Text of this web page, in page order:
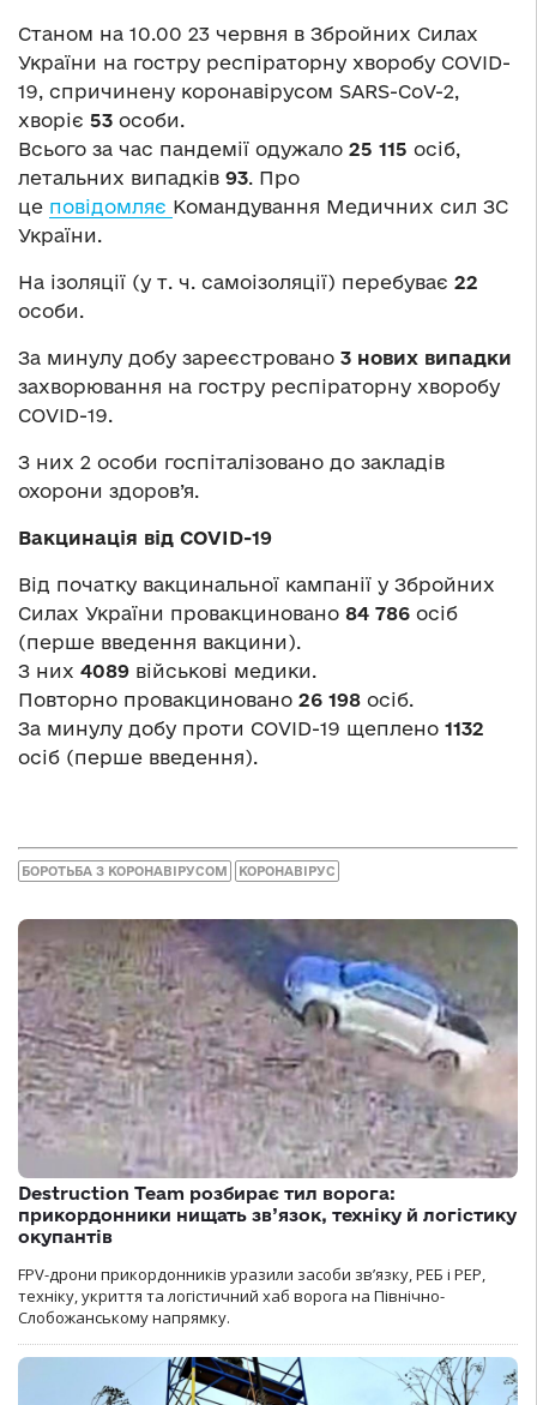
Станом на 10.00 23 червня в Збройних Силах
України на гостру респіраторну хворобу COVID-
19, спричинену коронавірусом SARS-CoV-2,
хворіє 53 особи.
Всього за час пандемії одужало 25 115 осіб,
летальних випадків 93. Про
це повідомляє Командування Медичних сил ЗС
України.
На ізоляції (у т. ч. самоізоляції) перебуває 22
особи.
За минулу добу зареєстровано 3 нових випадки
захворювання на гостру респіраторну хворобу
COVID-19.
З них 2 особи госпіталізовано до закладів
охорони здоров’я.
Вакцинація від COVID-19
Від початку вакцинальної кампанії у Збройних
Силах України провакциновано 84 786 осіб
(перше введення вакцини).
З них 4089 військові медики.
Повторно провакциновано 26 198 осіб.
За минулу добу проти COVID-19 щеплено 1132
осіб (перше введення).
БОРОТЬБА З КОРОНАВІРУСОМ КОРОНАВІРУС
Destruction Team розбирає тил ворога:
прикордонники нищать зв’язок, техніку й логістику
окупантів
FPV-дрони прикордонників уразили засоби зв’язку, РЕБ і РЕР,
техніку, укриття та логістичний хаб ворога на Північно-
Слобожанському напрямку.